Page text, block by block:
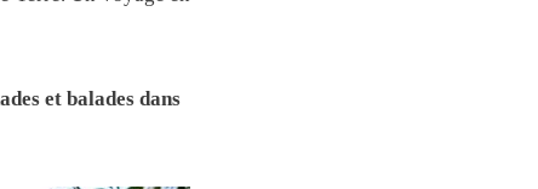
et balades dans